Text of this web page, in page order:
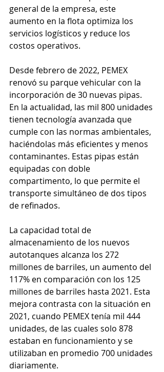
general de la empresa, este
aumento en la flota optimiza los
servicios logísticos y reduce los
costos operativos.
Desde febrero de 2022, PEMEX
renovó su parque vehicular con la
incorporación de 30 nuevas pipas.
En la actualidad, las mil 800 unidades
tienen tecnología avanzada que
cumple con las normas ambientales,
haciéndolas más eficientes y menos
contaminantes. Estas pipas están
equipadas con doble
compartimento, lo que permite el
transporte simultáneo de dos tipos
de refinados.
La capacidad total de
almacenamiento de los nuevos
autotanques alcanza los 272
millones de barriles, un aumento del
117% en comparación con los 125
millones de barriles hasta 2021. Esta
mejora contrasta con la situación en
2021, cuando PEMEX tenía mil 444
unidades, de las cuales solo 878
estaban en funcionamiento y se
utilizaban en promedio 700 unidades
diariamente.